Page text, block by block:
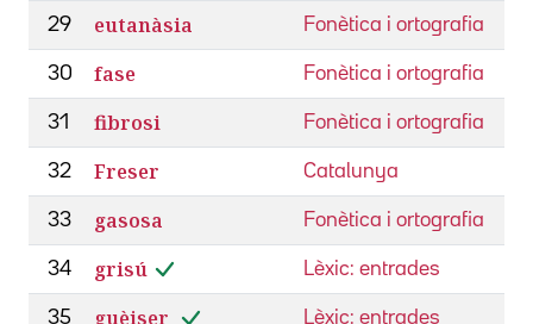
29 eutanàsia Fonètica i ortografia
30 fase Fonètica i ortografia
31 fibrosi Fonètica i ortografia
32 Freser Catalunya
33 gasosa Fonètica i ortografia
34 grisú Lèxic: entrades
35 guèiser Lèxic: entrades